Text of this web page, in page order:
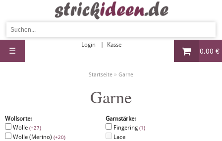
0,00 €
Login Kasse
☰
Startseite » Garne
Garne
Wollsorte:
Wolle (+27)
Wolle (Merino) (+20)
Garnstärke:
Fingering (1)
Lace